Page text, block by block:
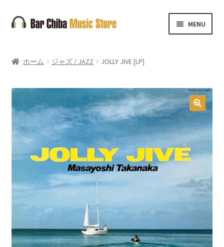
ナ
ビ
ー
ン
へ
ス
キ
コ
ン
ン
ス
キ
ッ
プ
MENU
ホーム ジャズ / JAZZ JOLLY JIVE [LP]